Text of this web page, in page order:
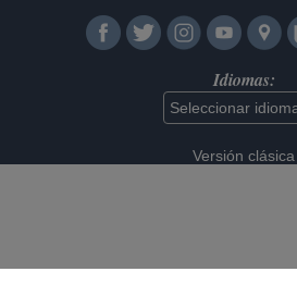
Idiomas:
Versión clásica